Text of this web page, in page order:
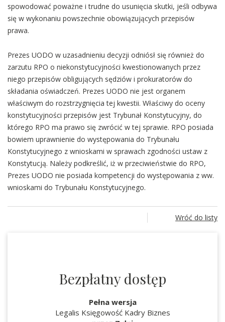
spowodować poważne i trudne do usunięcia skutki, jeśli odbywa
się w wykonaniu powszechnie obowiązujących przepisów
prawa.
Prezes UODO w uzasadnieniu decyzji odniósł się również do
zarzutu RPO o niekonstytucyjności kwestionowanych przez
niego przepisów obligujących sędziów i prokuratorów do
składania oświadczeń. Prezes UODO nie jest organem
właściwym do rozstrzygnięcia tej kwestii. Właściwy do oceny
konstytucyjności przepisów jest Trybunał Konstytucyjny, do
którego RPO ma prawo się zwrócić w tej sprawie. RPO posiada
bowiem uprawnienie do występowania do Trybunału
Konstytucyjnego z wnioskami w sprawach zgodności ustaw z
Konstytucją. Należy podkreślić, iż w przeciwieństwie do RPO,
Prezes UODO nie posiada kompetencji do występowania z ww.
wnioskami do Trybunału Konstytucyjnego.
Wróć do listy
Bezpłatny dostęp
Pełna wersja
Legalis Księgowość Kadry Biznes